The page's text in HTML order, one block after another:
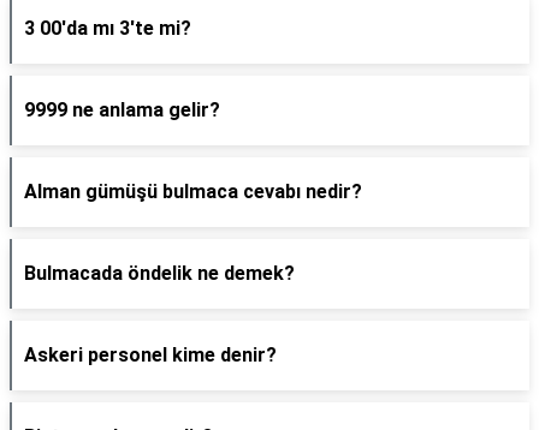
3 00'da mı 3'te mi?
9999 ne anlama gelir?
Alman gümüşü bulmaca cevabı nedir?
Bulmacada öndelik ne demek?
Askeri personel kime denir?